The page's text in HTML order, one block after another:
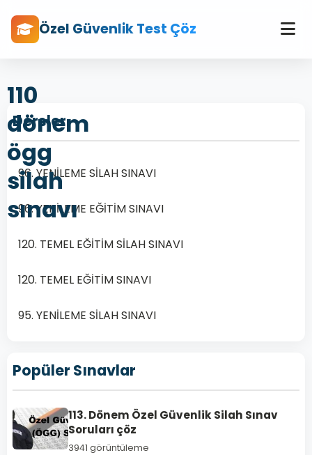
Özel Güvenlik Test Çöz
110
dönem
ögg
silah
sınavı
TEMEL
EĞİTİM
SİLAH
Dersler
96. YENİLEME SİLAH SINAVI
96. YENİLEME EĞİTİM SINAVI
120. TEMEL EĞİTİM SİLAH SINAVI
120. TEMEL EĞİTİM SINAVI
95. YENİLEME SİLAH SINAVI
Popüler Sınavlar
113. Dönem Özel Güvenlik Silah Sınav
Soruları çöz
3941 görüntüleme